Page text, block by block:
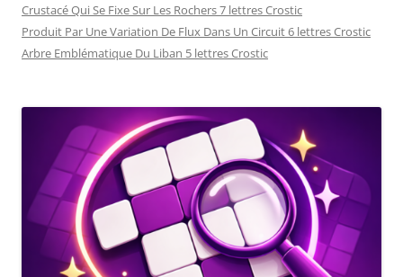
Crustacé Qui Se Fixe Sur Les Rochers 7 lettres Crostic
Produit Par Une Variation De Flux Dans Un Circuit 6 lettres Crostic
Arbre Emblématique Du Liban 5 lettres Crostic